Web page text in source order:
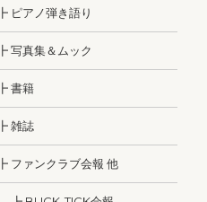
┣ ピアノ弾き語り
┣ 写真集＆ムック
┣ 書籍
┣ 雑誌
┣ ファンクラブ会報 他